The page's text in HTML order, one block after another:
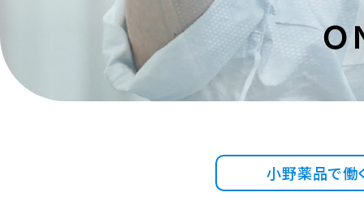
小野薬品で働